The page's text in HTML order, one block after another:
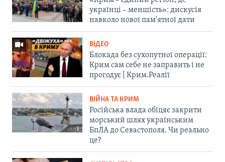
українці – меншість»: дискусія
навколо нової пам'ятної дати
ВІДЕО
Блокада без сухопутної операції:
Крим сам себе не заправить і не
прогодує | Крим.Реалії
ВІЙНА ТА КРИМ
Російська влада обіцяє закрити
морський шлях українським
БпЛА до Севастополя. Чи реально
це?